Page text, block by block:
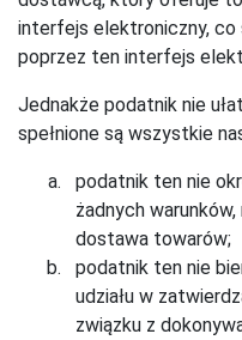
interfejs elektroniczny,
poprzez ten interfejs
Jednakże podatnik nie
spełnione są wszystkie
podatnik ten nie
żadnych
dostawa towarów;
podatnik ten nie
udziału w
związku z